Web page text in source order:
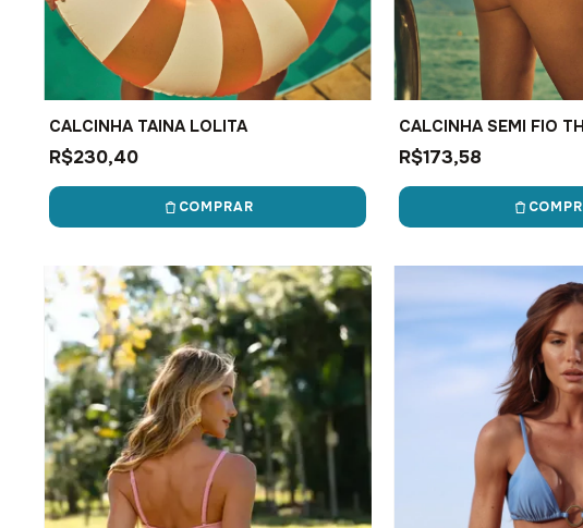
CALCINHA TAINA LOLITA
R$230,40
COMPRAR
CALCINHA SEMI FIO
R$173,58